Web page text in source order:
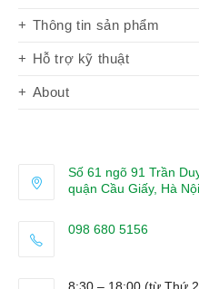
Thông tin sản phẩm
Hỗ trợ kỹ thuật
About
Số 61 ngõ 91 Trần
quận Cầu Giấy, Hà
098 680 5156
8:30 – 18:00 (từ Thứ